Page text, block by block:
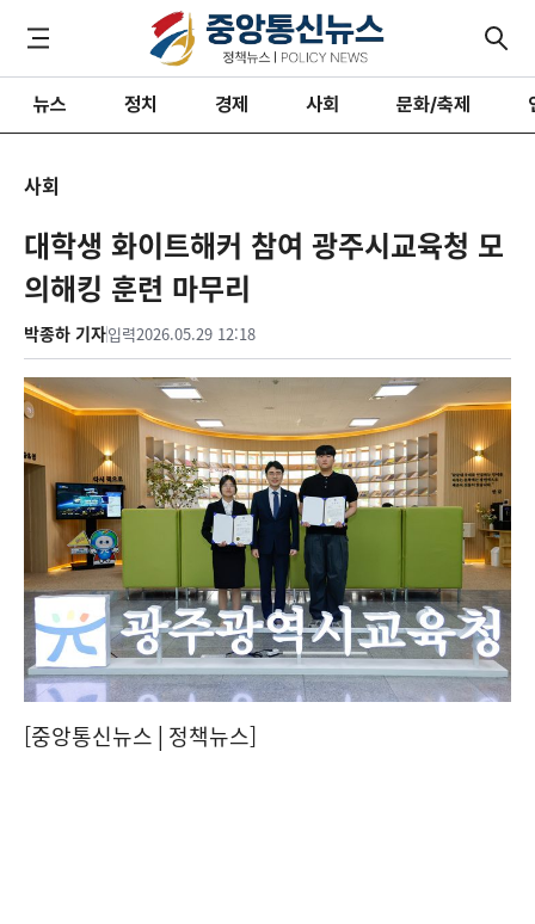
뉴스 정치 경제 사회 문화/축제
사회
대학생 화이트해커 참여 광주시교육청 모
의해킹 훈련 마무리
박종하 기자입력2026.05.29 12:18
[중앙통신뉴스│정책뉴스]